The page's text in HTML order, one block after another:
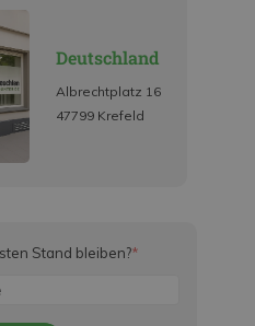
Deutschland
Albrechtplatz 16
47799 Krefeld
Stand bleiben?*